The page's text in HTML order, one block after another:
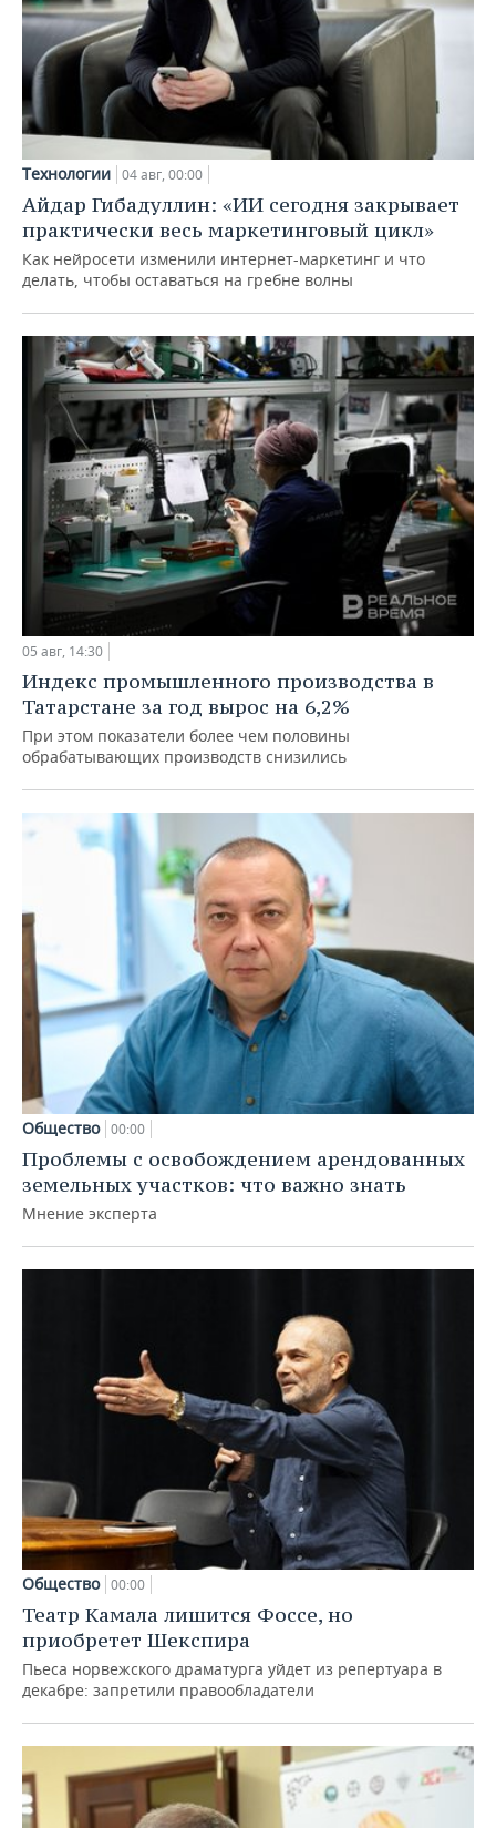
Технологии 04 авг, 00:00
Айдар Гибадуллин: «ИИ сегодня закрывает
практически весь маркетинговый цикл»
Как нейросети изменили интернет-маркетинг и что
делать, чтобы оставаться на гребне волны
05 авг, 14:30
Индекс промышленного производства в
Татарстане за год вырос на 6,2%
При этом показатели более чем половины
обрабатывающих производств снизились
Общество 00:00
Проблемы с освобождением арендованных
земельных участков: что важно знать
Мнение эксперта
Общество 00:00
Театр Камала лишится Фоссе, но
приобретет Шекспира
Пьеса норвежского драматурга уйдет из репертуара в
декабре: запретили правообладатели